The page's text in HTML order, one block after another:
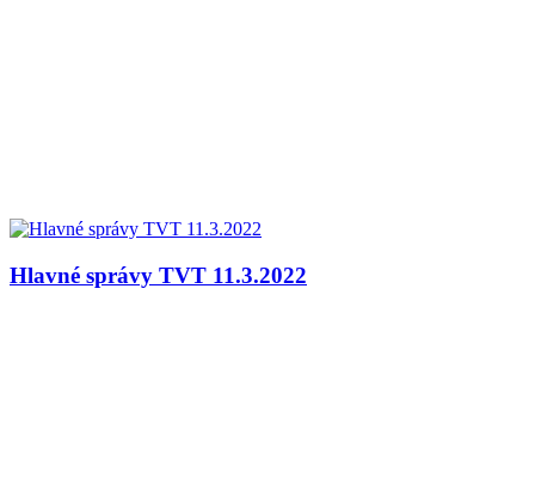
Hlavné správy TVT 11.3.2022